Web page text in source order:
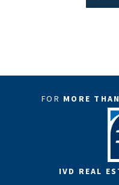
FOR MORE
IVD REAL